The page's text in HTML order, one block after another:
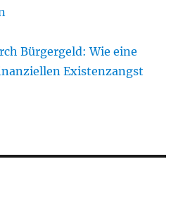
Bürgergeld: Wie eine
Existenzangst